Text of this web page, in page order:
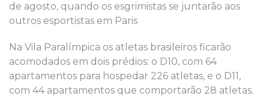
de agosto, quando os esgrimistas se juntarão aos
outros esportistas em Paris
Na Vila Paralímpica os atletas brasileiros ficarão
acomodados em dois prédios: o D10, com 64
apartamentos para hospedar 226 atletas, e o D11,
com 44 apartamentos que comportarão 28 atletas.